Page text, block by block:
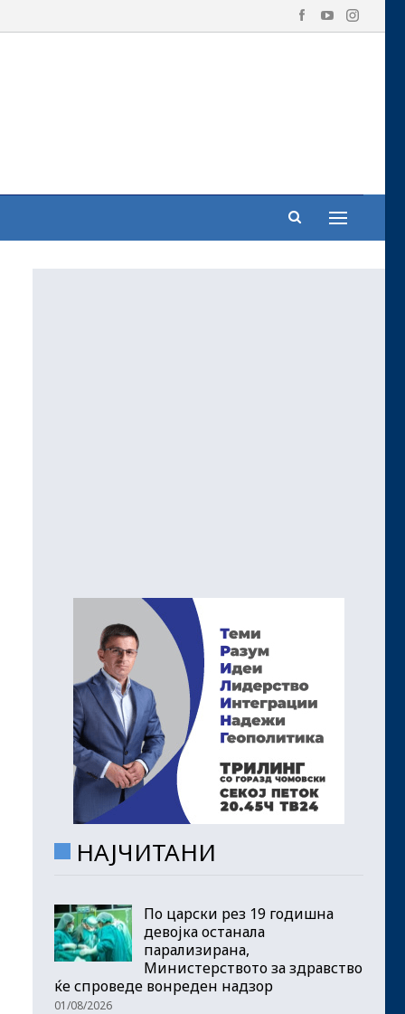
НАЈЧИТАНИ
По царски рез 19 годишна
девојка останала
парализирана,
Министерството за здравство
ќе спроведе вонреден надзор
01/08/2026